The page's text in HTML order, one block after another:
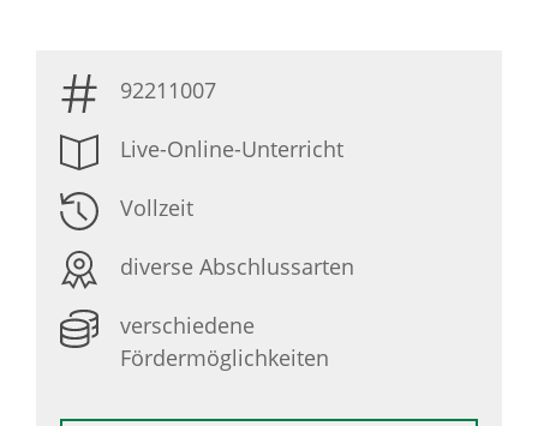
92211007
Live-Online-Unterricht
Vollzeit
diverse Abschlussarten
verschiedene
Fördermöglichkeiten